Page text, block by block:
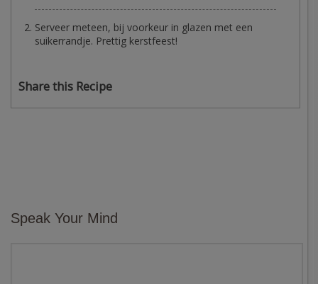
Serveer meteen, bij voorkeur in glazen met een
suikerrandje. Prettig kerstfeest!
Share this Recipe
Speak Your Mind